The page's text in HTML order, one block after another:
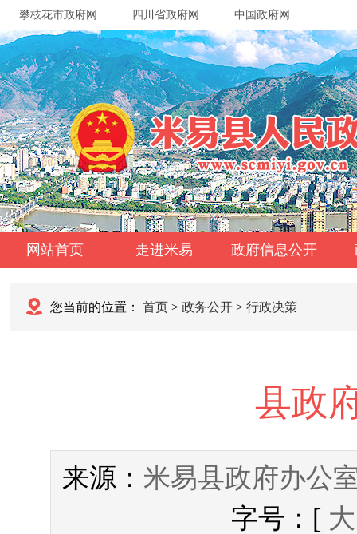
攀枝花市政府网 四川省政府网 中国政府网
网站首页 走进米易 政府信息公开
您当前的位置： 首页 > 政务公开 > 行政决策
县政
来源： 米易县政府办公
字号：[ 大